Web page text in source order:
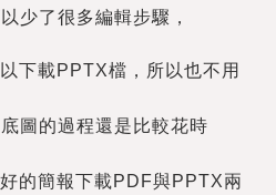
少了很多編輯步驟，
下載PPTX檔，所以也不用
圖的過程還是比較花時
的簡報下載PDF與PPTX兩